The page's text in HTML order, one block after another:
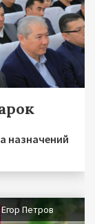
назначений
Егор Петров